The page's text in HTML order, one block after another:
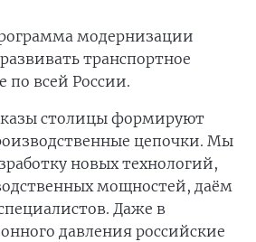
модернизации
транспортное
всей России.
столицы формируют
цепочки. Мы
новых технологий,
мощностей, даём
Даже в
давления российские